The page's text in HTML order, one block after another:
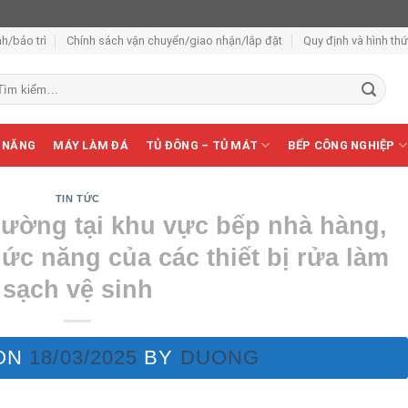
bảo trì Chính sách vận chuyển/giao nhận/lắp đặt Quy định và hình
MÁY LÀM ĐÁ TỦ ĐÔNG – TỦ MÁT BẾP CÔNG NGHIỆP
TIN TỨC
tại khu vực bếp nhà hàng,
năng của các thiết bị rửa làm
sạch vệ sinh
18/03/2025 BY DUONG